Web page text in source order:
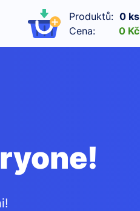
Produktů: 0 ks
Cena:
0 Kč